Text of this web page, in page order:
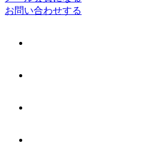
お問い合わせする